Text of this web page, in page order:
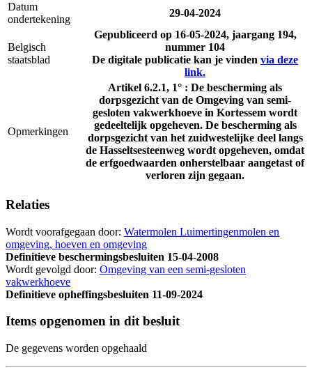
Datum
ondertekening
29-04-2024
Belgisch
staatsblad
Gepubliceerd op 16-05-2024, jaargang 194,
nummer 104
De digitale publicatie kan je vinden via deze
link.
Opmerkingen
Artikel 6.2.1, 1° : De bescherming als
dorpsgezicht van de Omgeving van semi-
gesloten vakwerkhoeve in Kortessem wordt
gedeeltelijk opgeheven. De bescherming als
dorpsgezicht van het zuidwestelijke deel langs
de Hasseltsesteenweg wordt opgeheven, omdat
de erfgoedwaarden onherstelbaar aangetast of
verloren zijn gegaan.
Relaties
Wordt voorafgegaan door: Watermolen Luimertingenmolen en
omgeving, hoeven en omgeving
Definitieve beschermingsbesluiten 15-04-2008
Wordt gevolgd door: Omgeving van een semi-gesloten
vakwerkhoeve
Definitieve opheffingsbesluiten 11-09-2024
Items opgenomen in dit besluit
De gegevens worden opgehaald